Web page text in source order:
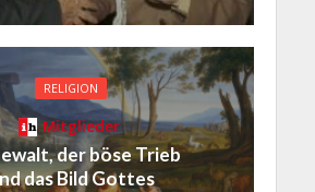
RELIGION
Mitglieder
der böse Trieb
das Bild Gottes